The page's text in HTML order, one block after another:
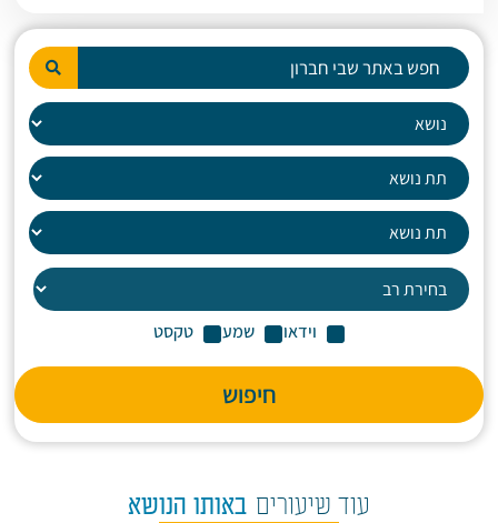
וידאו שמע טקסט
חיפוש
עוד שיעורים באותו הנושא